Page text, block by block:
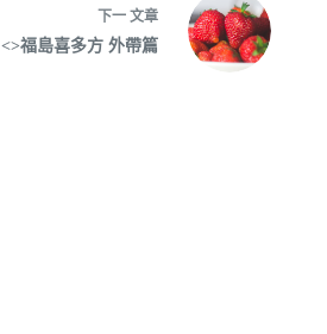
下一 文章
<>福島喜多方 外帶篇